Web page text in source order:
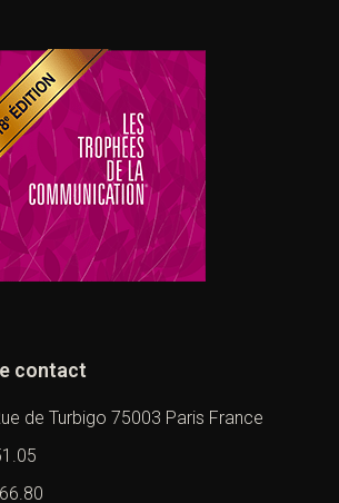
contact
de Turbigo 75003 Paris France